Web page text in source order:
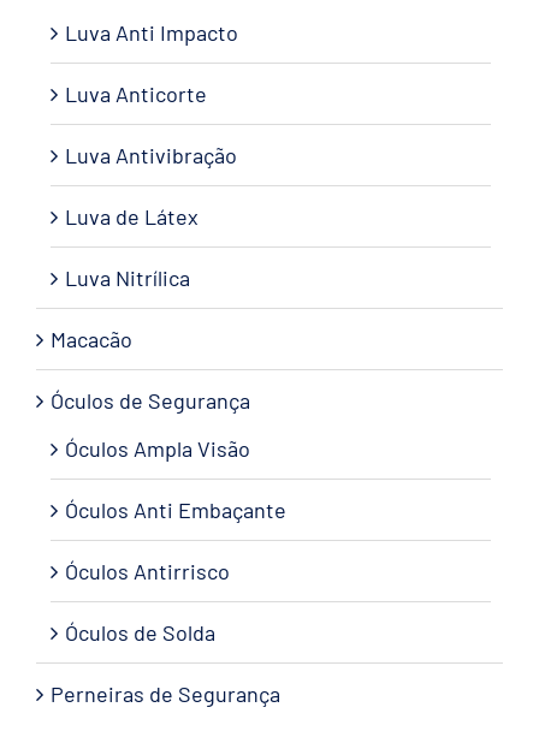
Luva Anti Impacto
Luva Anticorte
Luva Antivibração
Luva de Látex
Luva Nitrílica
Macacão
Óculos de Segurança
Óculos Ampla Visão
Óculos Anti Embaçante
Óculos Antirrisco
Óculos de Solda
Perneiras de Segurança